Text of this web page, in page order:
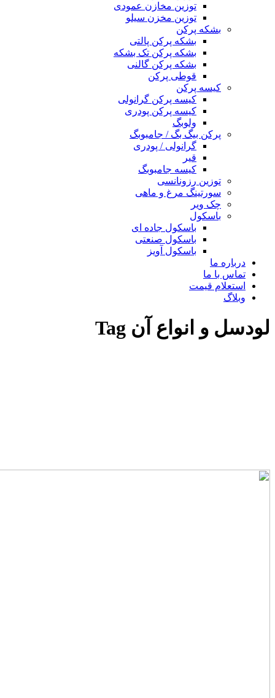
توزین مخازن عمودی
توزین مخزن سیلو
بشکه پرکن
بشکه پرکن پالتی
بشکه پرکن تک بشکه
بشکه پرکن گالنی
قوطی پرکن
کیسه پرکن
کیسه پرکن گرانولی
کیسه پرکن پودری
ولوبگ
پرکن بیگ بگ / جامبوبگ
گرانولی / پودری
قیر
کیسه جامبوبگ
توزین رزونانسی
سورتینگ مرغ و ماهی
چک ویر
باسکول
باسکول جاده ای
باسکول صنعتی
باسکول آویز
درباره ما
تماس با ما
استعلام قیمت
وبلاگ
لودسل و انواع آن Tag